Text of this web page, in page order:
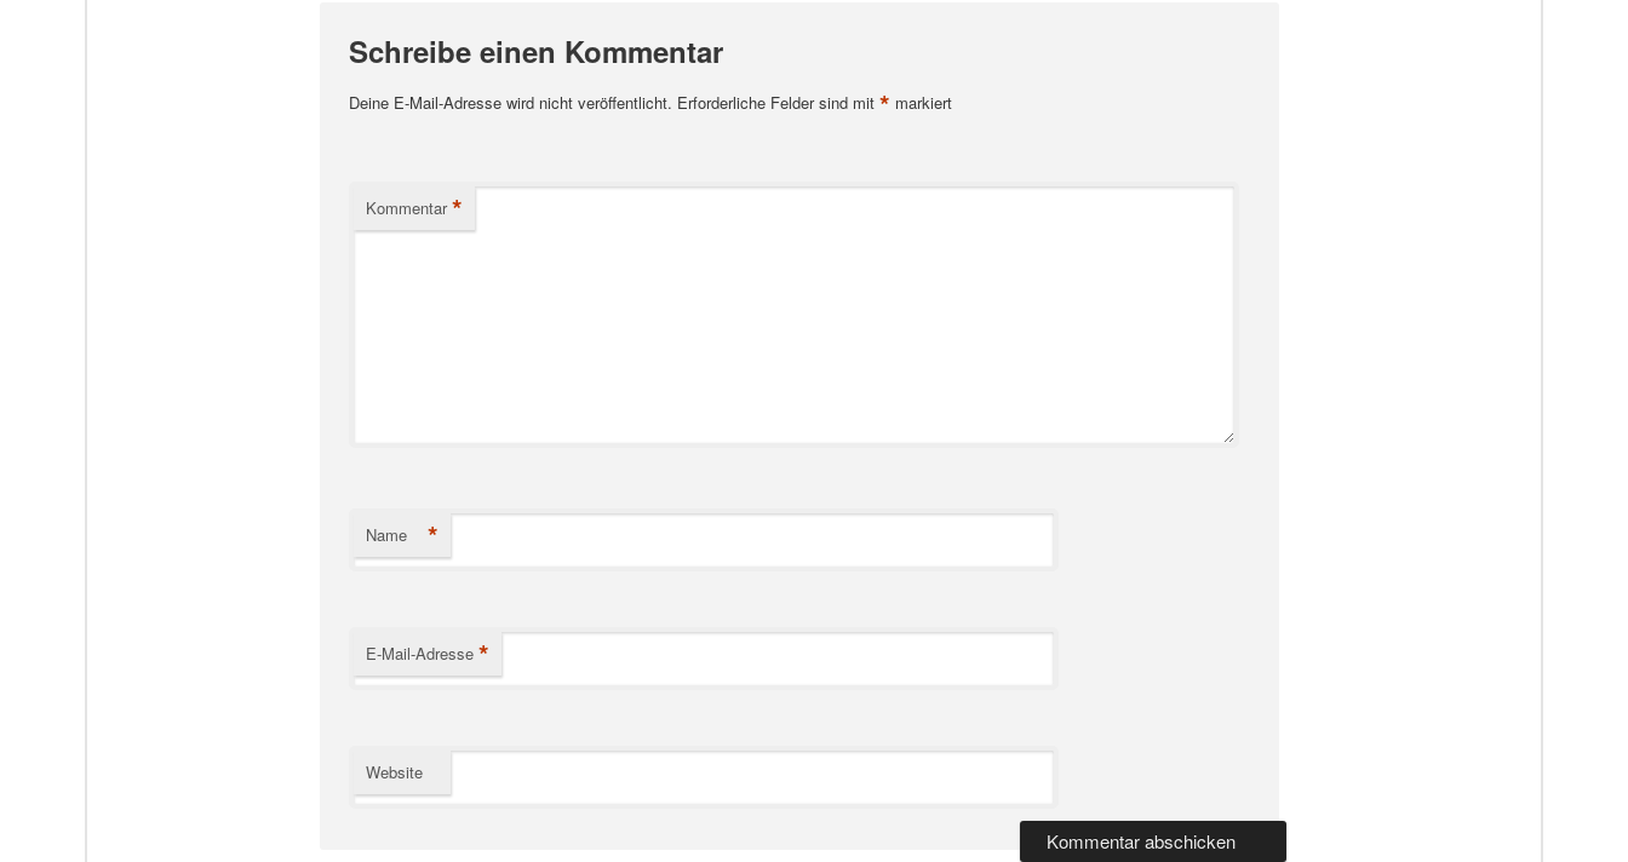
Schreibe einen Kommentar
Deine E-Mail-Adresse wird nicht veröffentlicht. Erforderliche Felder sind mit * markiert
Kommentar *
Name *
E-Mail-Adresse *
Website